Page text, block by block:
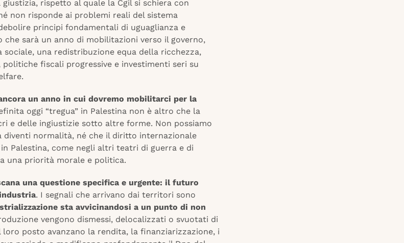
rispetto al quale la Cgil si schiera con
non risponde ai problemi reali del sistema
principi fondamentali di uguaglianza e
che sarà un anno di mobilitazioni verso il governo,
sociale, una redistribuzione equa della ricchezza,
fiscali progressive e investimenti seri su
un anno in cui dovremo mobilitarci per la
oggi “tregua” in Palestina non è altro che la
e delle ingiustizie sotto altre forme. Non possiamo
diventi normalità, né che il diritto internazionale
Palestina, come negli altri teatri di guerra e di
una priorità morale e politica.
una questione specifica e urgente: il futuro
. I segnali che arrivano dai territori sono
sta avvicinandosi a un punto di non
vengono dismessi, delocalizzati o svuotati di
posto avanzano la rendita, la finanziarizzazione, i